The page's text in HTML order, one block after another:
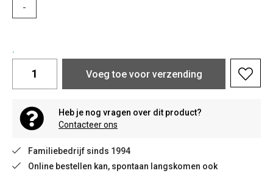
-
.
Voeg toe voor verzending
Heb je nog vragen over dit product?
Contacteer ons
Familiebedrijf sinds 1994
Online bestellen kan, spontaan langskomen ook